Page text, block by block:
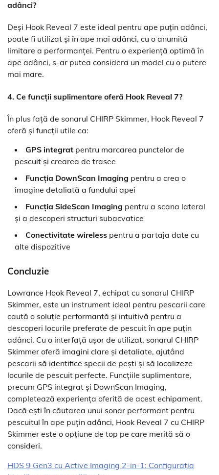
adânci?
Deși Hook Reveal 7 este ideal pentru ape puțin adânci,
poate fi utilizat și în ape mai adânci, cu o anumită
limitare a performanței. Pentru o experiență optimă în
ape adânci, s-ar putea considera un model cu o putere
mai mare.
4. Ce funcții suplimentare oferă Hook Reveal 7?
În plus față de sonarul CHIRP Skimmer, Hook Reveal 7
oferă și funcții utile ca:
GPS integrat pentru marcarea punctelor de
pescuit și crearea de trasee
Funcția DownScan Imaging pentru a crea o
imagine detaliată a fundului apei
Funcția SideScan Imaging pentru a scana lateral
și a descoperi structuri subacvatice
Conectivitate wireless pentru a partaja date cu
alte dispozitive
Concluzie
Lowrance Hook Reveal 7, echipat cu sonarul CHIRP
Skimmer, este un instrument ideal pentru pescarii care
caută o soluție performantă și intuitivă pentru a
descoperi locurile preferate de pescuit în ape puțin
adânci. Cu o interfață ușor de utilizat, sonarul CHIRP
Skimmer oferă imagini clare și detaliate, ajutând
pescarii să identifice specii de pești și să localizeze
locurile de pescuit perfecte. Funcțiile suplimentare,
precum GPS integrat și DownScan Imaging,
completează experiența oferită de acest echipament.
Dacă ești în căutarea unui sonar performant pentru
pescuitul în ape puțin adânci, Hook Reveal 7 cu CHIRP
Skimmer este o opțiune de top pe care merită să o
consideri.
HDS 9 Gen3 cu Active Imaging 2-in-1: Configurația